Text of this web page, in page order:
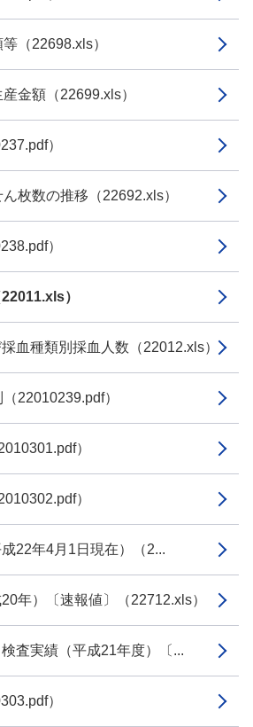
（22698.xls）
金額（22699.xls）
）
枚数の推移（22692.xls）
）
）
血種類別採血人数（22012.xls）
22010239.pdf）
）
）
22年4月1日現在）（2...
年）〔速報値〕（22712.xls）
査実績（平成21年度）〔...
）